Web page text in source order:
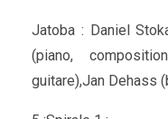
Jatoba : Daniel
(piano,
guitare),Jan Dehass